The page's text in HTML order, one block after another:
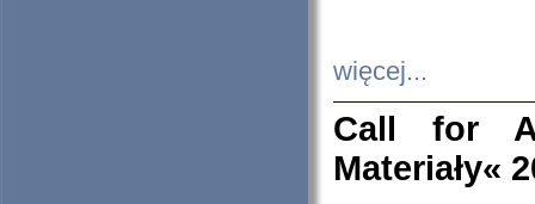
więcej...
Call for
Materiały«